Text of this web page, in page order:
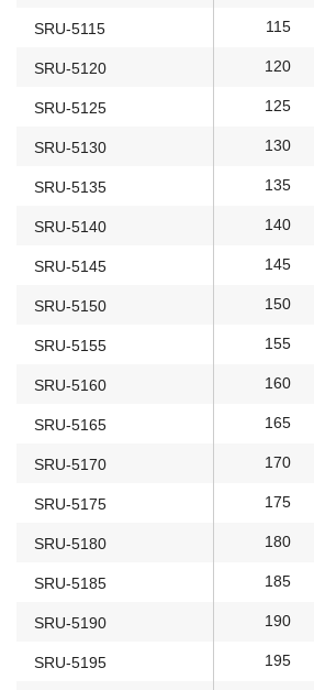
SRU-5115 115
SRU-5120 120
SRU-5125 125
SRU-5130 130
SRU-5135 135
SRU-5140 140
SRU-5145 145
SRU-5150 150
SRU-5155 155
SRU-5160 160
SRU-5165 165
SRU-5170 170
SRU-5175 175
SRU-5180 180
SRU-5185 185
SRU-5190 190
SRU-5195 195